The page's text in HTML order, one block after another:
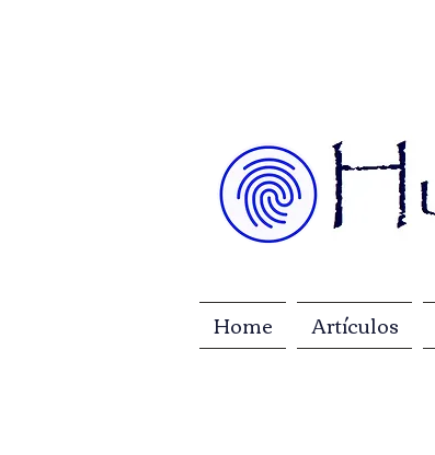
Home Artículos